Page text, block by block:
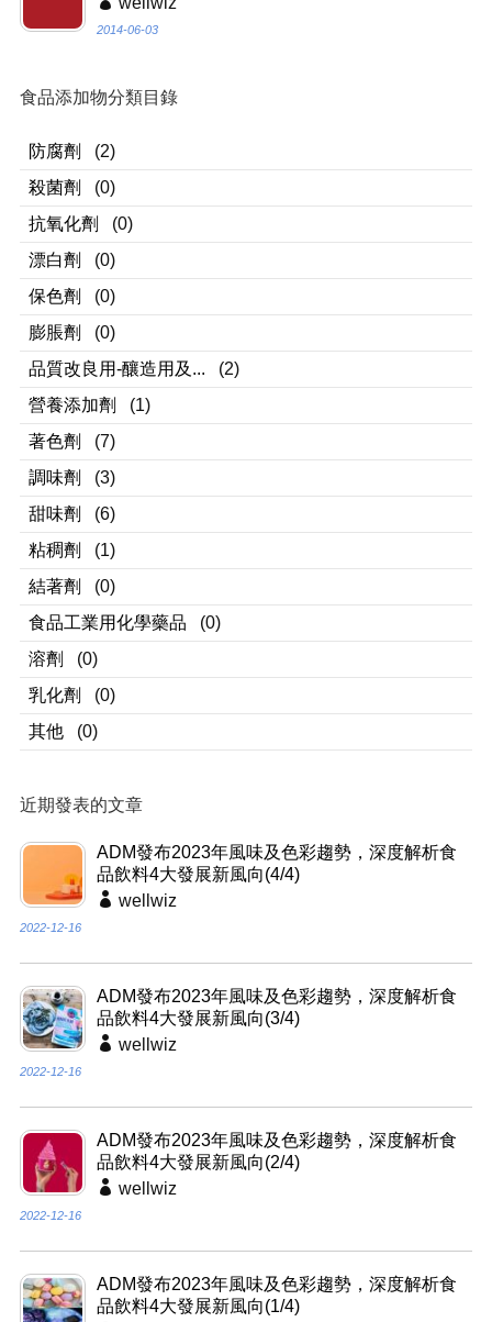
2014-06-03
食品添加物分類目錄
防腐劑
(2)
殺菌劑
(0)
抗氧化劑
(0)
漂白劑
(0)
保色劑
(0)
膨脹劑
(0)
品質改良用-釀造用及...
(2)
營養添加劑
(1)
著色劑
(7)
調味劑
(3)
甜味劑
(6)
粘稠劑
(1)
結著劑
(0)
食品工業用化學藥品
(0)
溶劑
(0)
乳化劑
(0)
其他
(0)
近期發表的文章
ADM發布2023年風味及色彩趨勢，深度解析食
品飲料4大發展新風向(4/4)
wellwiz
2022-12-16
ADM發布2023年風味及色彩趨勢，深度解析食
品飲料4大發展新風向(3/4)
wellwiz
2022-12-16
ADM發布2023年風味及色彩趨勢，深度解析食
品飲料4大發展新風向(2/4)
wellwiz
2022-12-16
ADM發布2023年風味及色彩趨勢，深度解析食
品飲料4大發展新風向(1/4)